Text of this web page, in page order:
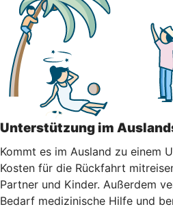
Unterstützung im
Kommt es im Ausland zu einem
Kosten für die Rückfahrt
Partner und Kinder. Außerdem
Bedarf medizinische Hilfe und